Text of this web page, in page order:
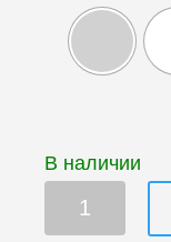
В наличии
Цифровой
барометр